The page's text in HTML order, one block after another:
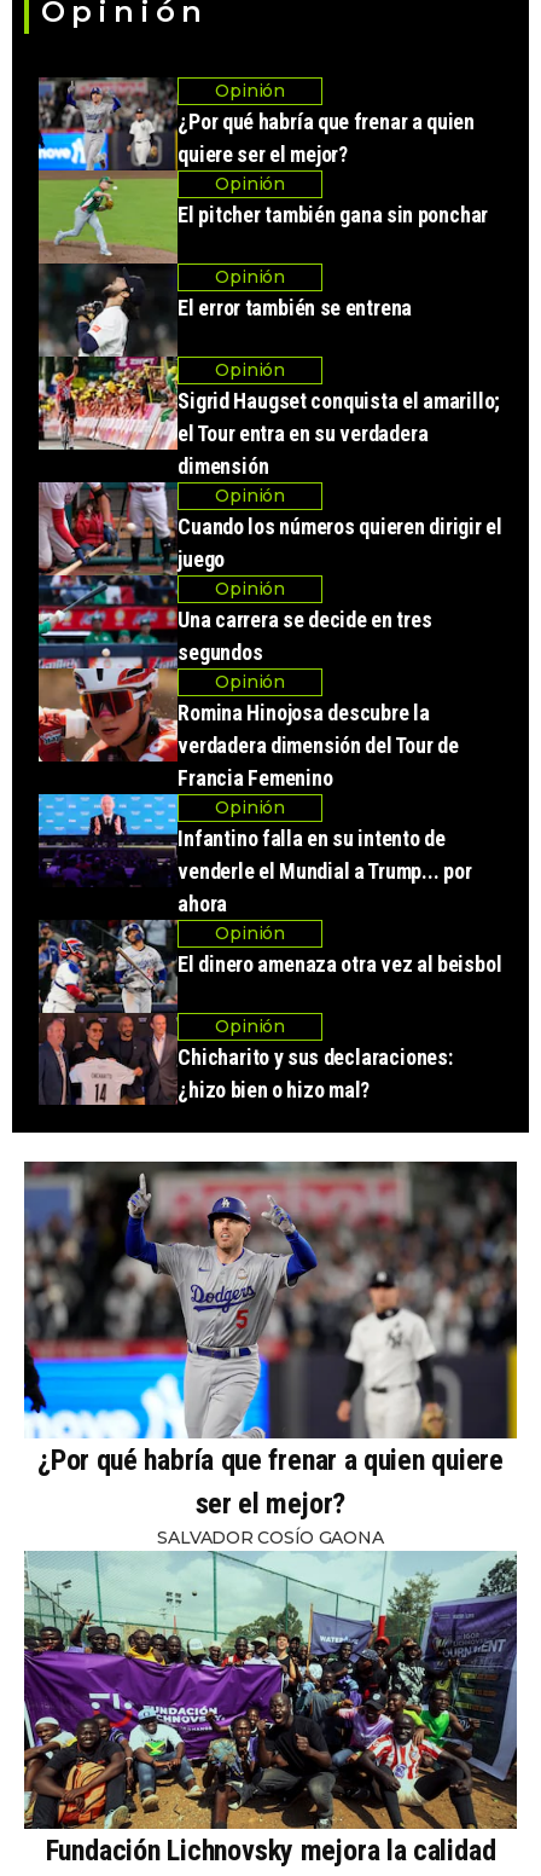
Opinión
Opinión
¿Por qué habría que frenar a quien
quiere ser el mejor?
Opinión
El pitcher también gana sin ponchar
Opinión
El error también se entrena
Opinión
Sigrid Haugset conquista el amarillo;
el Tour entra en su verdadera
dimensión
Opinión
Cuando los números quieren dirigir el
juego
Opinión
Una carrera se decide en tres
segundos
Opinión
Romina Hinojosa descubre la
verdadera dimensión del Tour de
Francia Femenino
Opinión
Infantino falla en su intento de
venderle el Mundial a Trump... por
ahora
Opinión
El dinero amenaza otra vez al beisbol
Opinión
Chicharito y sus declaraciones:
¿hizo bien o hizo mal?
¿Por qué habría que frenar a quien quiere
ser el mejor?
SALVADOR COSÍO GAONA
Fundación Lichnovsky mejora la calidad